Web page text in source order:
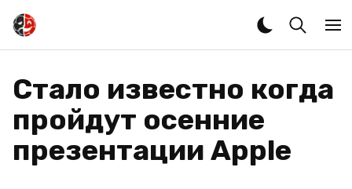
Стало известно когда
пройдут осенние
презентации Apple